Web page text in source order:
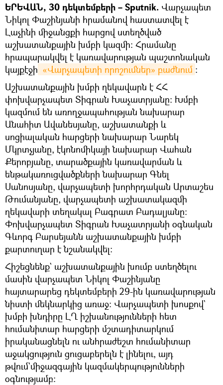
ԵՐԵՎԱՆ, 30 դեկտեմբերի – Sputnik. Վարչապետ
Նիկոլ Փաշինյանի հրամանով հաստատվել է
Լաչինի միջանցքի հարցով ստեղծված
աշխատանքային խմբի կազմի։ Հրամանը
հրապարակվել է կառավարության պաշտոնական
կայքէջի «Վարչապետի որոշումներ» բաժնում ։
Աշխատանքային խմբի ղեկավարն է ՀՀ
փոխվարչապետ Տիգրան Խաչատրյանը։ Խմբի
կազմում են առողջապահության նախարար
Անահիտ Ավանեսյանը, աշխատանքի և
սոցիալական հարցերի նախարար Նարեկ
Մկրտչյանը, էկոնոմիկայի նախարար Վահան
Քերոբյանը, տարածքային կառավարման և
ենթակառուցվածքների նախարար Գնել
Սանոսյանը, վարչապետի խորհրդական Արտաշես
Թումանյանը, վարչապետի աշխատակազմի
ղեկավարի տեղակալ Բագրատ Բադալյանը։
Փոխվարչապետ Տիգրան Խաչատրյանի օգնական
Գևորգ Բարսեյանն աշխատանքային խմբի
քարտուղար է նշանակվել։
Հիշեցնենք` աշխատանքային խումբ ստեղծելու
մասին վարչապետ Նիկոլ Փաշինյանը
հայտարարեց դեկտեմբերի 29-ին կառավարության
նիստի մեկնարկից առաջ։ Վարչապետի խոսքով`
խմբի խնդիրը ԼՂ իշխանությունների հետ
հումանիտար հարցերի մշտադիտարկում
իրականացնելն ու անհրաժեշտ հումանիտար
աջակցություն ցուցաբերելն է լինելու, այդ
թվում`միջազգային կազմակերպությունների
օգնությամբ։